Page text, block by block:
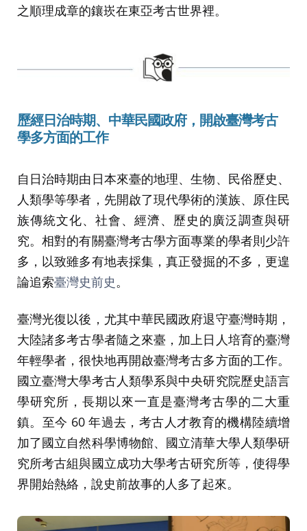
之順理成章的鑲崁在東亞考古世界裡。
歷經日治時期、中華民國政府，開啟臺灣考古
學多方面的工作
自日治時期由日本來臺的地理、生物、民俗歷史、
人類學等學者，先開啟了現代學術的漢族、原住民
族傳統文化、社會、經濟、歷史的廣泛調查與研
究。相對的有關臺灣考古學方面專業的學者則少許
多，以致雖多有地表採集，真正發掘的不多，更遑
論追索臺灣史前史。
臺灣光復以後，尤其中華民國政府退守臺灣時期，
大陸諸多考古學者隨之來臺，加上日人培育的臺灣
年輕學者，很快地再開啟臺灣考古多方面的工作。
國立臺灣大學考古人類學系與中央研究院歷史語言
學研究所，長期以來一直是臺灣考古學的二大重
鎮。至今 60 年過去，考古人才教育的機構陸續增
加了國立自然科學博物館、國立清華大學人類學研
究所考古組與國立成功大學考古研究所等，使得學
界開始熱絡，說史前故事的人多了起來。